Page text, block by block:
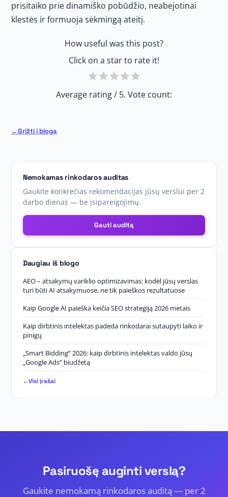
prisitaiko prie dinamiško pobūdžio, neabejotinai
klestės ir formuoja sėkmingą ateitį.
How useful was this post?
Click on a star to rate it!
Average rating/ 5. Vote count:
Grįžti į blogą
Nemokamas rinkodaros auditas
Gaukite konkrečias rekomendacijas jūsų verslui per 2
darbo dienas — be įsipareigojimų.
Gauti auditą
Daugiau iš blogo
AEO – atsakymų variklio optimizavimas: kodėl jūsų verslas
turi būti AI atsakymuose, ne tik paieškos rezultatuose
Kaip Google AI paieška keičia SEO strategiją 2026 metais
Kaip dirbtinis intelektas padeda rinkodarai sutaupyti laiko ir
pinigų
„Smart Bidding” 2026: kaip dirbtinis intelektas valdo jūsų
„Google Ads” biudžetą
Visi įrašai
Pasiruošę auginti verslą?
Gaukite nemokamą rinkodaros auditą — per 2